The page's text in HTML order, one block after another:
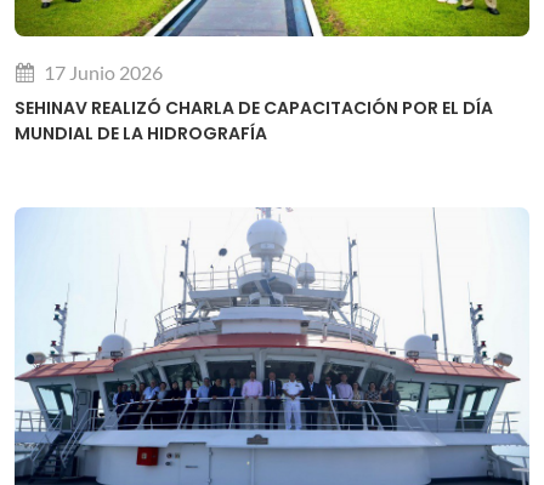
17 Junio 2026
SEHINAV REALIZÓ CHARLA DE CAPACITACIÓN POR EL DÍA
MUNDIAL DE LA HIDROGRAFÍA